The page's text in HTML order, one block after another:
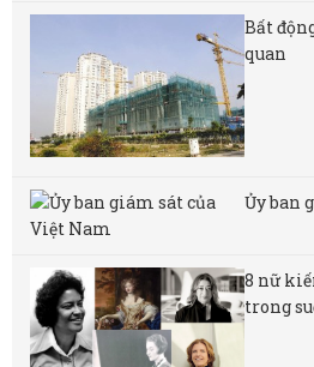
Bất
quan
Ủy ban
8 nữ
trong